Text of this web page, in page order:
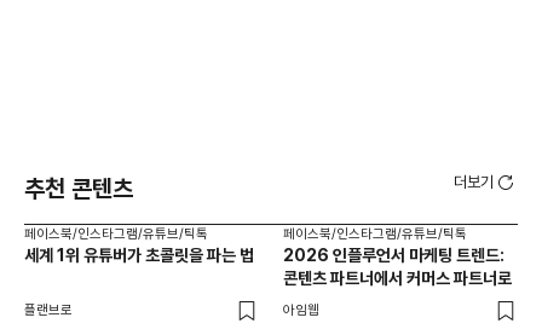
추천 콘텐츠 더보기
페이스북/인스타그램/유튜브/틱톡
세계 1위 유튜버가 초콜릿을 파는 법
플랜브로
페이스북/인스타그램/유튜브/틱톡
2026 인플루언서 마케팅 트렌드:
콘텐츠 파트너에서 커머스 파트너로
아임웹